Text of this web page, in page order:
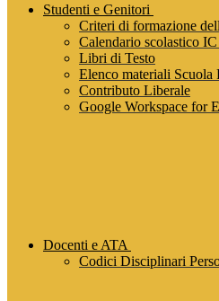
Studenti e Genitori
Criteri di formazione
Calendario scolastico
Libri di Testo
Elenco materiali Scuola
Contributo Liberale
Google Workspace for
Docenti e ATA
Codici Disciplinari